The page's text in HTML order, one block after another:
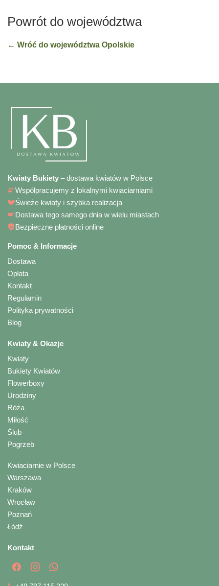
Powrót do województwa
← Wróć do województwa Opolskie
Kwiaty Bukiety – dostawa kwiatów w Polsce
Współpracujemy z lokalnymi kwiaciarniami
Świeże kwiaty i szybka realizacja
Dostawa tego samego dnia w wielu miastach
Bezpieczne płatności online
Pomoc & Informacje
Dostawa
Opłata
Kontakt
Regulamin
Polityka prywatności
Blog
Kwiaty & Okazje
Kwiaty
Bukiety Kwiatów
Flowerboxy
Urodziny
Róża
Miłość
Ślub
Pogrzeb
Kwiaciarnie w Polsce
Warszawa
Kraków
Wrocław
Poznań
Łódź
Kontakt